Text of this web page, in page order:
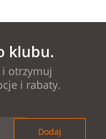
klubu.
i otrzymuj
i rabaty.